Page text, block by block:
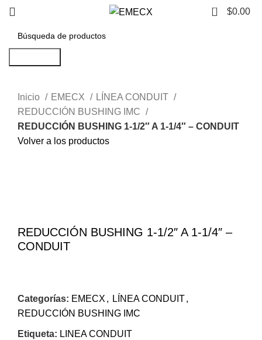
0 $0.00
Inicio EMECX
LÍNEA CONDUIT
REDUCCIÓN BUSHING IMC
REDUCCIÓN BUSHING 1-1/2″ A 1-1/4″ – CONDUIT
Volver a los productos
REDUCCIÓN BUSHING 1-1/2″ A 1-1/4″ –
CONDUIT
Categorías: EMECX , LÍNEA CONDUIT,
REDUCCIÓN BUSHING IMC
Etiqueta: LINEA CONDUIT